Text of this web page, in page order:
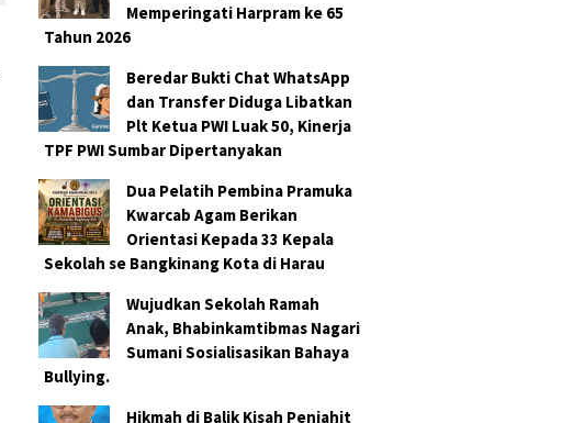
Memperingati Harpram ke 65
Tahun 2026
Beredar Bukti Chat WhatsApp
dan Transfer Diduga Libatkan
Plt Ketua PWI Luak 50, Kinerja
TPF PWI Sumbar Dipertanyakan
Dua Pelatih Pembina Pramuka
Kwarcab Agam Berikan
Orientasi Kepada 33 Kepala
Sekolah se Bangkinang Kota di Harau
Wujudkan Sekolah Ramah
Anak, Bhabinkamtibmas Nagari
Sumani Sosialisasikan Bahaya
Bullying.
Hikmah di Balik Kisah Penjahit